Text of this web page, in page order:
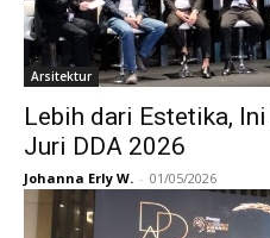
Arsitektur
Lebih dari Estetika,
Juri DDA 2026
Johanna Erly W. - 01/05/2026